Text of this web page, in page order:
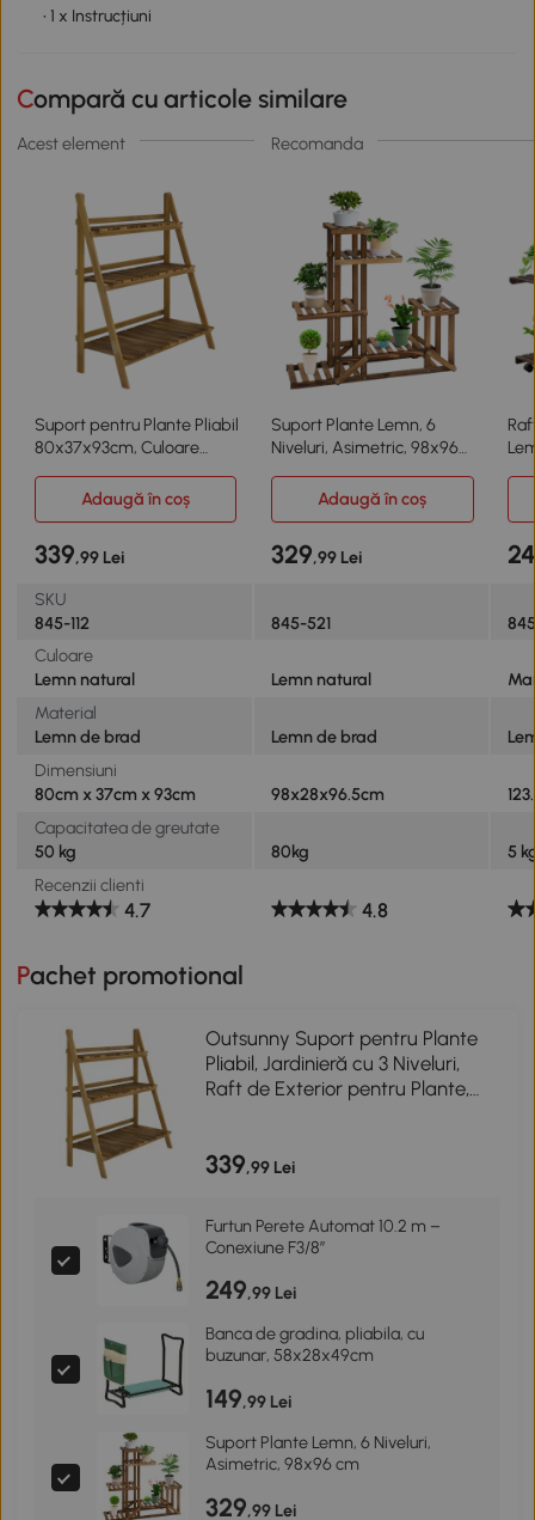
• 1 x Instrucțiuni
Compară cu articole similare
Acest element Recomanda
Suport pentru Plante Pliabil
80x37x93cm, Culoare
Suport Plante Lemn, 6
Niveluri, Asimetric, 98x96
Adaugă în coș
Adaugă în coș
339,99 Lei 329,99 Lei
SKU
845-112
845-521
Culoare
Lemn natural
Lemn natural
Material
Lemn de brad
Lemn de brad
Dimensiuni
80cm x 37cm x 93cm
98x28x96.5cm
Capacitatea de greutate
50 kg
80kg
5
Recenzii clienti
4.7 4.8
Pachet promotional
Outsunny Suport pentru Plante
Pliabil, Jardinieră cu 3 Niveluri,
Raft de Exterior pentru Plante,
339,99 Lei
Furtun Perete Automat 10.2 m –
Conexiune F3/8”
249,99 Lei
Banca de gradina, pliabila, cu
buzunar, 58x28x49cm
149,99 Lei
Suport Plante Lemn, 6 Niveluri,
Asimetric, 98x96 cm
329,99 Lei